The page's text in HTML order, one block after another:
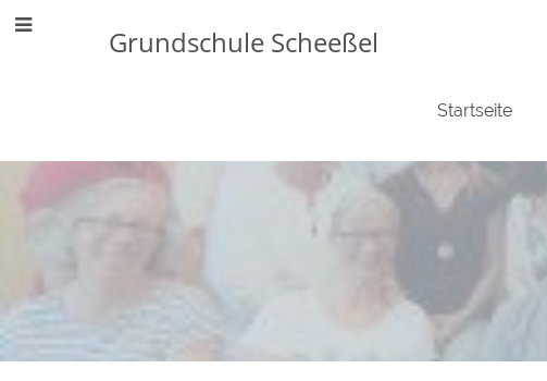
Grundschule Scheeßel
Startseite